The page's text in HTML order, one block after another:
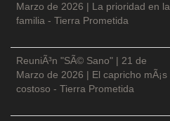
Marzo de 2026 | La prioridad en la
familia - Tierra Prometida
ReuniÃ³n "SÃ© Sano" | 21 de
Marzo de 2026 | El capricho mÃ¡s
costoso - Tierra Prometida